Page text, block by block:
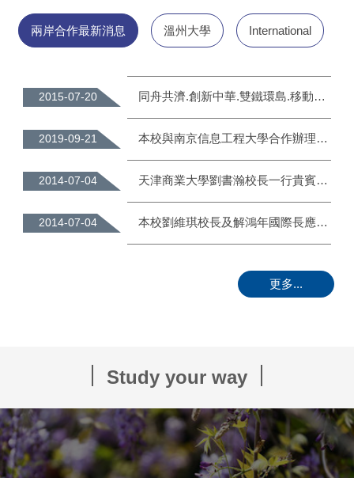
兩岸合作最新消息 溫州大學 International
2014-07-03 溫州大學代表團蒞校交流訪問
同舟共濟.創新中華.雙鐵環島.移動教室 史上首創四天三夜雙鐵環島創新專列移動教學之旅
本校與南京信息工程大學合作辦理『2019年人工智慧及可持續發展論壇』
天津商業大學劉書瀚校長一行貴賓蒞臨本校參訪
本校劉維琪校長及解鴻年國際長應天津市台辦邀請赴天津拜訪天津外國語大學、天津商業大學、天津理工大學及海河教育園
廈門大學前校長助理莊宗明教授暨經濟學院一行師生蒞校參訪
更多...
Study your way